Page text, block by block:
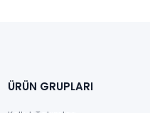
ÜRÜN GRUPLARI